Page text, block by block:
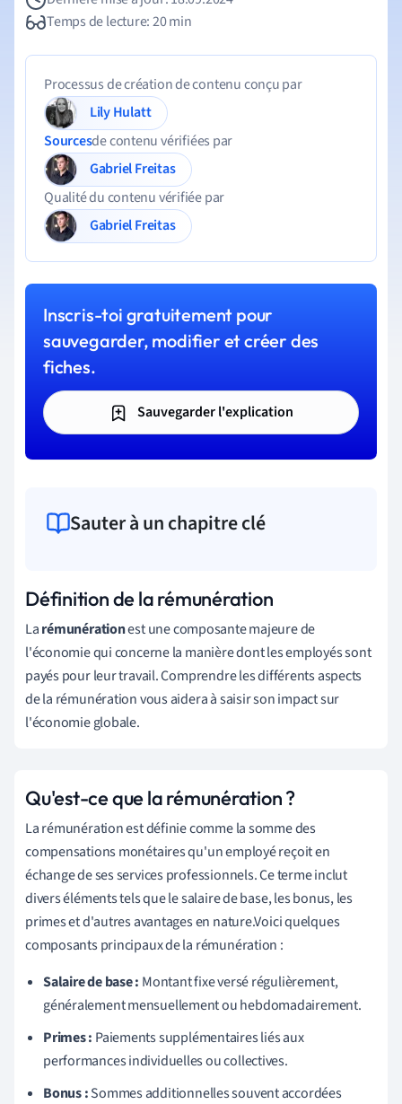
Temps de lecture: 20 min
Processus de création de contenu conçu par
Lily Hulatt
Sourcesde contenu vérifiées par
Gabriel Freitas
Qualité du contenu vérifiée par
Gabriel Freitas
Inscris-toi gratuitement pour
sauvegarder, modifier et créer des
fiches.
Sauvegarder l'explication
Sauter à un chapitre clé
Définition de la rémunération
Larémunérationest une composante majeure de
l'économie qui concerne la manière dont les employés sont
payés pour leur travail. Comprendre les différents aspects
de la rémunération vous aidera à saisir son impact sur
l'économie globale.
Qu'est-ce que la rémunération ?
La rémunération est définie comme la somme des
compensations monétaires qu'un employé reçoit en
échange de ses services professionnels. Ce terme inclut
divers éléments tels que le salaire de base, les bonus, les
primes et d'autres avantages en nature.Voici quelques
composants principaux de la rémunération :
Salaire de base : Montant fixe versé régulièrement,
généralement mensuellement ou hebdomadairement.
Primes : Paiements supplémentaires liés aux
performances individuelles ou collectives.
Bonus :Sommes additionnelles souvent accordées